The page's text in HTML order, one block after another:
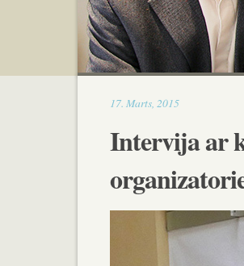
17.Marts,201510:05
Intervija ar